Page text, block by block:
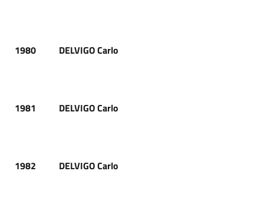
1980 DELVIGO Carlo
1981 DELVIGO Carlo
1982 DELVIGO Carlo